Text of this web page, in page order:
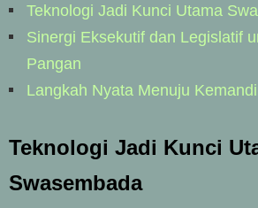
Teknologi Jadi Kunci Utama
Sinergi Eksekutif dan Legislatif
Pangan
Langkah Nyata Menuju
Teknologi Jadi Kunci
Swasembada